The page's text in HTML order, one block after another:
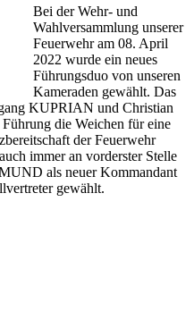
Bei der Wehr- und
Wahlversammlung unserer
Feuerwehr am 08. April
2022 wurde ein neues
Führungsduo von unseren
Kameraden gewählt. Das
KUPRIAN und Christian
die Weichen für eine
der Feuerwehr
immer an vorderster Stelle
als neuer Kommandant
gewählt.